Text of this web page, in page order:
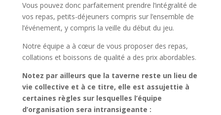
Vous pouvez donc parfaitement prendre l’intégralité de
vos repas, petits-déjeuners compris sur l’ensemble de
l’événement, y compris la veille du début du jeu.
Notre équipe a à cœur de vous proposer des repas,
collations et boissons de qualité a des prix abordables.
Notez par ailleurs que la taverne reste un lieu de
vie collective et à ce titre, elle est assujettie à
certaines règles sur lesquelles l’équipe
d’organisation sera intransigeante :